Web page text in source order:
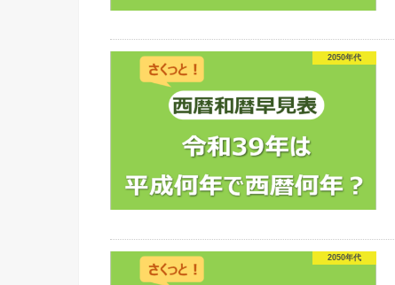
2050年代
2050年代